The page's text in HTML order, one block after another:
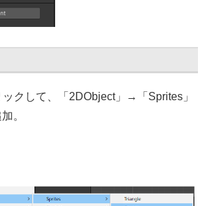
クして、「2DObject」→「Sprites」
。